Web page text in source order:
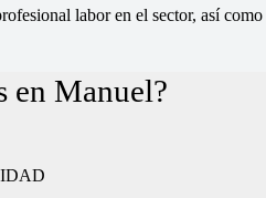
labor en el sector, así
en Manuel?